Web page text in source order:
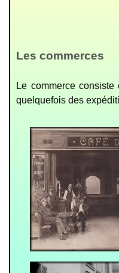
Les commerces
Le commerce
quelquefois des